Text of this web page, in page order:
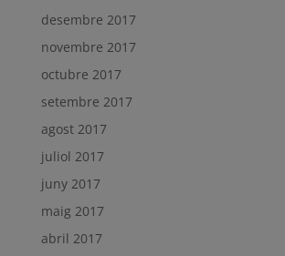
desembre 2017
novembre 2017
octubre 2017
setembre 2017
agost 2017
juliol 2017
juny 2017
maig 2017
abril 2017